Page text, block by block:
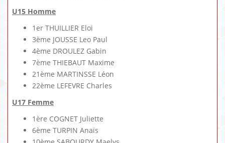
U15 Homme
1er THUILLIER Eloi
3ème JOUSSE Leo Paul
4ème DROULEZ Gabin
7ème THIEBAUT Maxime
21ème MARTINSSE Léon
22ème LEFEVRE Charles
U17 Femme
1ère COGNET Juliette
6ème TURPIN Anaïs